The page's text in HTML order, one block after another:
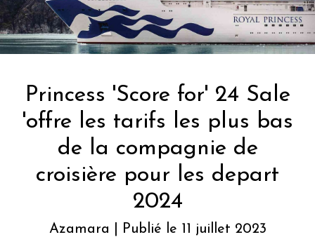
Princess 'Score for' 24 Sale
'offre les tarifs les plus bas
de la compagnie de
croisière pour les depart
2024
Azamara | Publié le 11 juillet 2023